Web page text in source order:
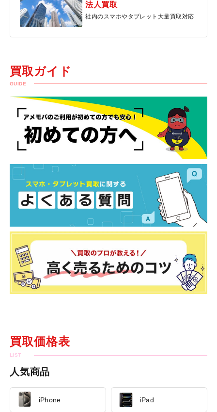
法人買取
社内のスマホやタブレット大量買取対応
買取ガイド
GUIDE
買取価格表
人気商品
iPhone iPad